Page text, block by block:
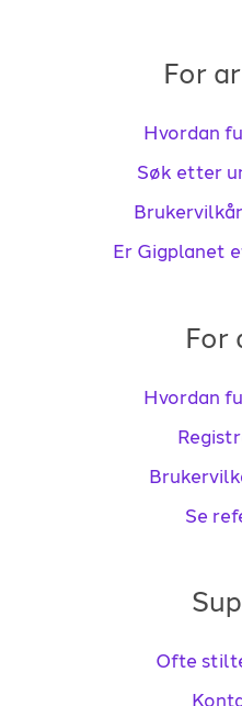
For
Hvordan
Søk etter
Er Gigplanet
For
Hvordan
Se
Ofte